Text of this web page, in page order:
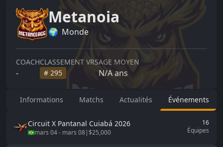
Metanoia
🌍 Monde
COACH
-
CLASSEMENT VRS
# 295
AGE MOYEN
N/Aans
Informations Matchs Actualités Événements
Circuit X Pantanal Cuiabá 2026
mars 04- mars 08|$25,000
16
Équipes